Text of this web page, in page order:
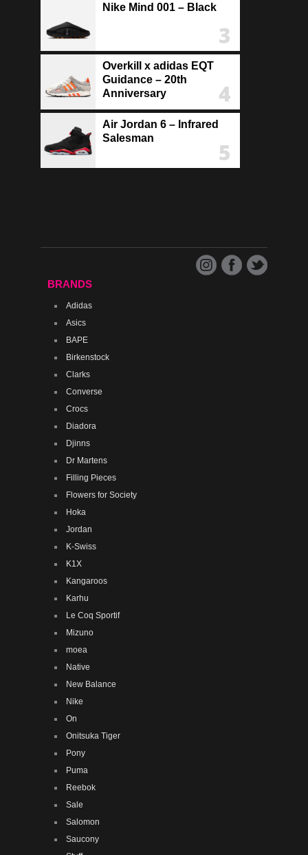
Nike Mind 001 – Black
Overkill x adidas EQT
Guidance – 20th
Anniversary
Air Jordan 6 – Infrared
Salesman
BRANDS
Adidas
Asics
BAPE
Birkenstock
Clarks
Converse
Crocs
Diadora
Djinns
Dr Martens
Filling Pieces
Flowers for Society
Hoka
Jordan
K-Swiss
K1X
Kangaroos
Karhu
Le Coq Sportif
Mizuno
moea
Native
New Balance
Nike
On
Onitsuka Tiger
Pony
Puma
Reebok
Sale
Salomon
Saucony